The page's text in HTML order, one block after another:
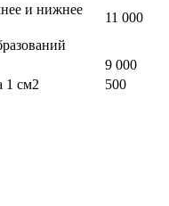
и нижнее
11 000
9 000
1 см2
500